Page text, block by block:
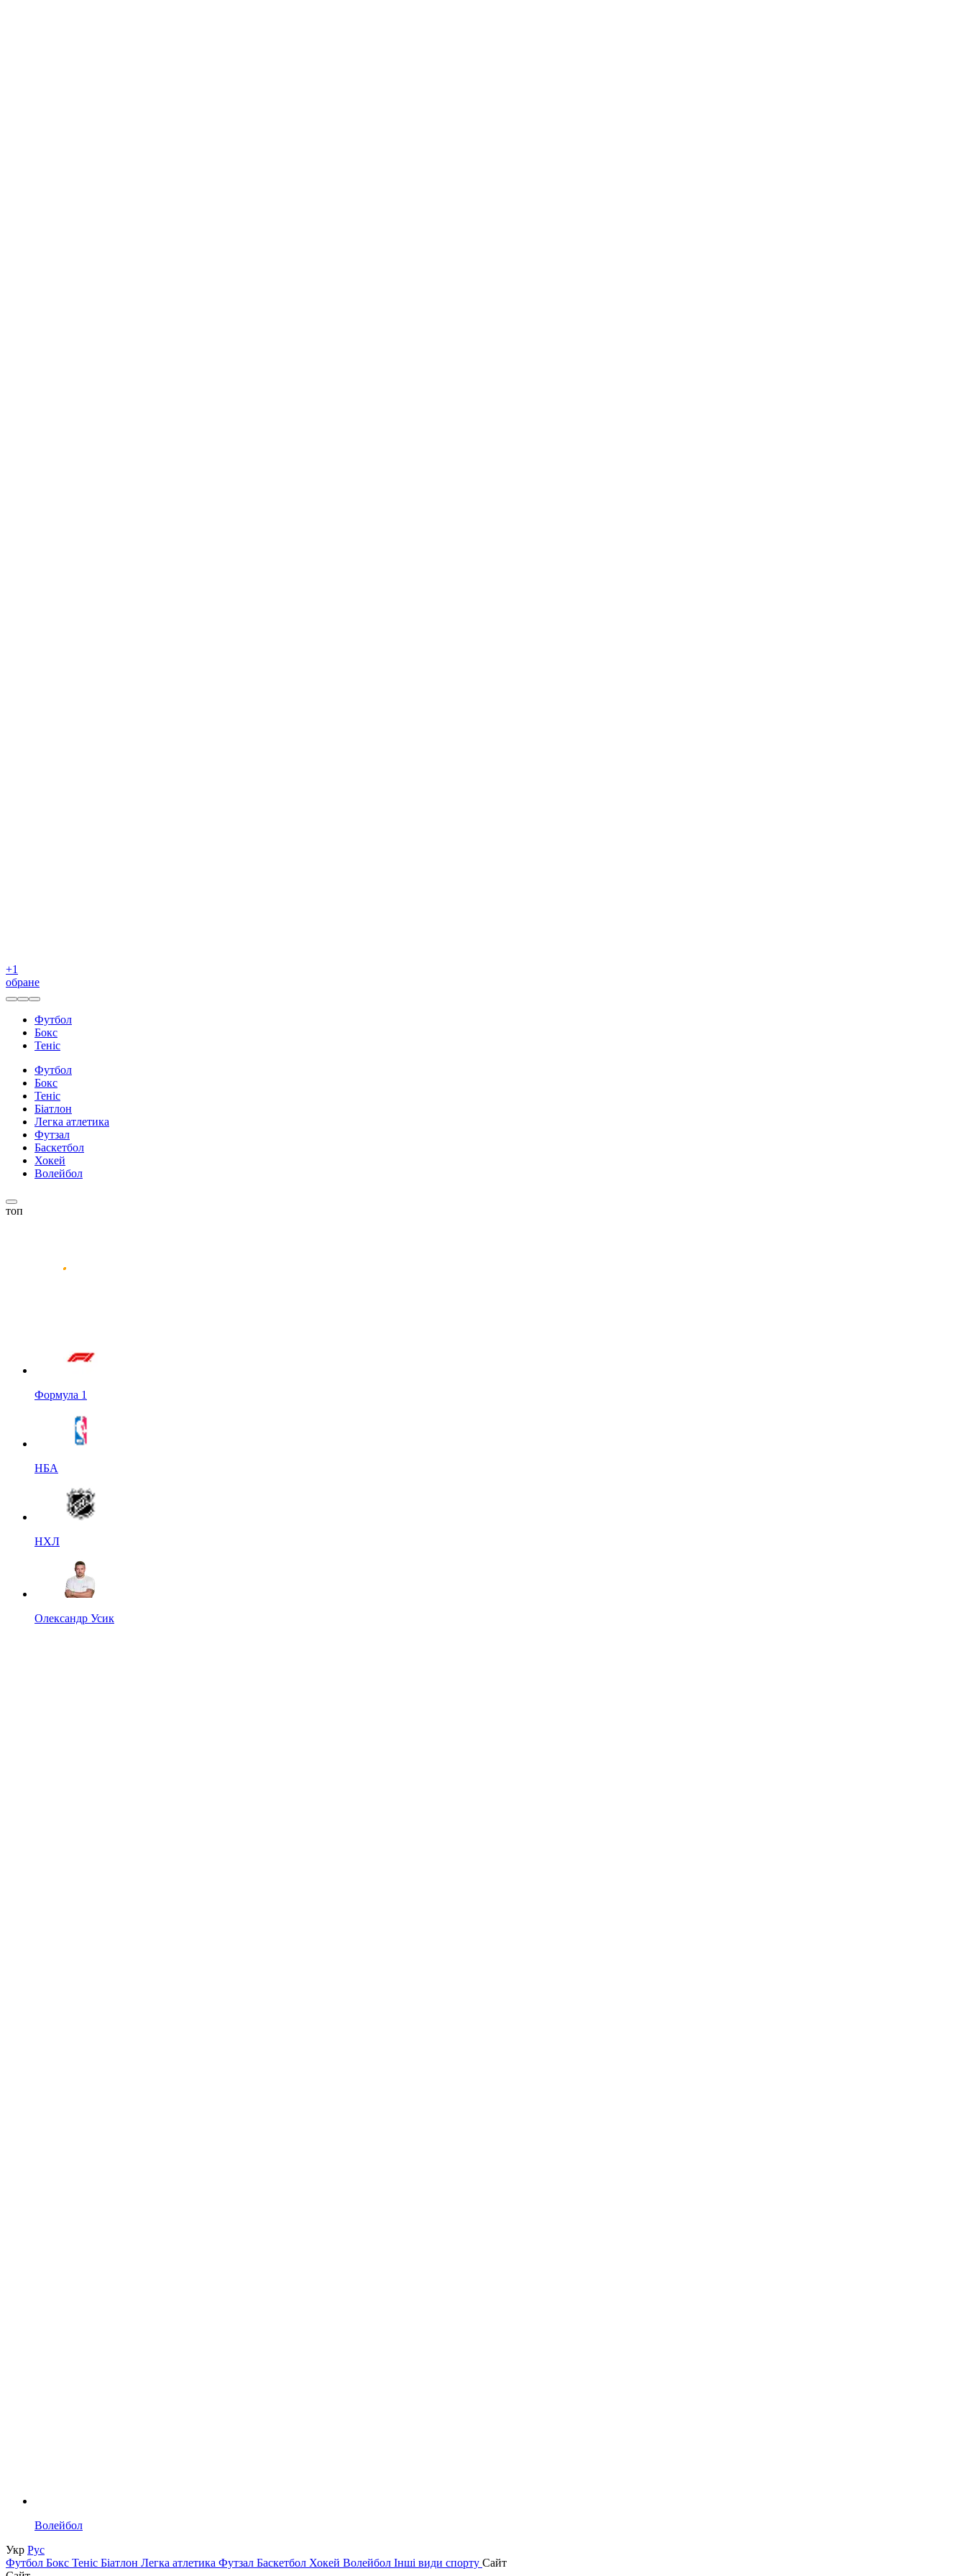
+1
обране
Футбол
Бокс
Теніс
Футбол
Бокс
Теніс
Біатлон
Легка атлетика
Футзал
Баскетбол
Хокей
Волейбол
топ
Формула 1
НБА
НХЛ
Олександр Усик
Волейбол
Укр Рус
Футбол Бокс Теніс Біатлон Легка атлетика Футзал Баскетбол Хокей Волейбол Інші види спорту Сайт